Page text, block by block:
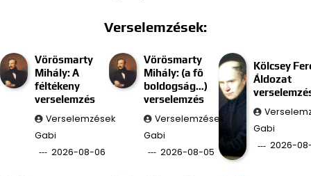
Verselemzések:
Vörösmarty
Mihály: A
féltékeny
verselemzés
Verselemzések
Gabi
2026-08-06
Vörösmarty
Mihály: (a fő
boldogság…)
verselemzés
Verselemzések
Gabi
2026-08-05
Kölcsey
Áldozat
Gabi
2026-